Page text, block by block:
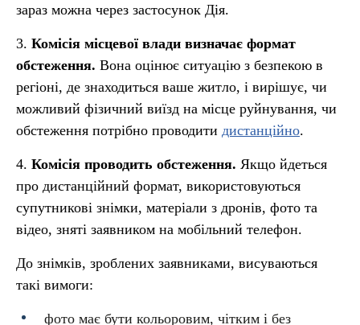
зараз можна через застосунок Дія.
3. Комісія місцевої влади визначає формат
обстеження. Вона оцінює ситуацію з безпекою в
регіоні, де знаходиться ваше житло, і вирішує, чи
можливий фізичний виїзд на місце руйнування, чи
обстеження потрібно проводити дистанційно.
4. Комісія проводить обстеження. Якщо йдеться
про дистанційний формат, використовуються
супутникові знімки, матеріали з дронів, фото та
відео, зняті заявником на мобільний телефон.
До знімків, зроблених заявниками, висуваються
такі вимоги:
фото має бути кольоровим, чітким і без